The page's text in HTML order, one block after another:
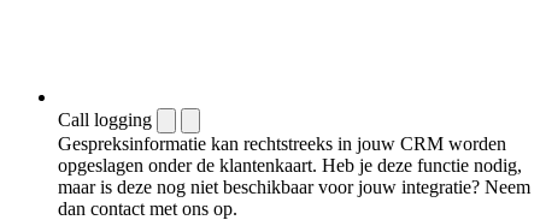
Call logging
Gespreksinformatie kan rechtstreeks in jouw CRM worden
opgeslagen onder de klantenkaart. Heb je deze functie nodig,
maar is deze nog niet beschikbaar voor jouw integratie? Neem
dan contact met ons op.